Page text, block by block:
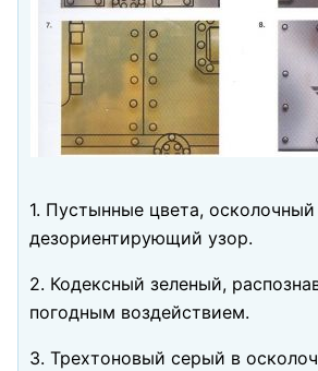
1. Пустынные цвета,
дезориентирующий узор.
2. Кодексный зеленый,
погодным воздействием.
3. Трехтоновый серый в